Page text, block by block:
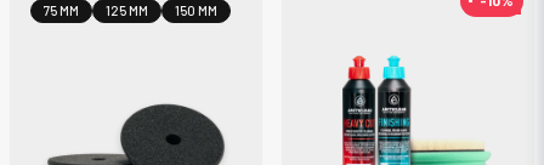
75 MM 125 MM 150 MM